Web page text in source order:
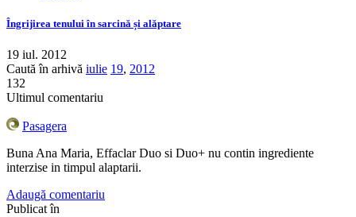
Îngrijirea tenului în sarcină și alăptare
19 iul. 2012
Caută în arhivă iulie 19, 2012
132
Ultimul comentariu
Pasagera
Buna Ana Maria, Effaclar Duo si Duo+ nu contin ingrediente
interzise in timpul alaptarii.
Adaugă comentariu
Publicat în